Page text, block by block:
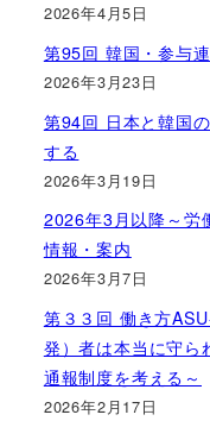
2026年4月5日
第95回 韓国・参与
2026年3月23日
第94回 日本と韓国
する
2026年3月19日
2026年3月以降～労
情報・案内
2026年3月7日
第３３回 働き方
発）者は本当に守
通報制度を考える～
2026年2月17日